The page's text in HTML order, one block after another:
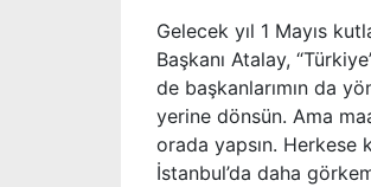
Gelecek yıl 1 Mayıs
Başkanı Atalay,
de başkanlarımın da
yerine dönsün. Ama
orada yapsın. Herkese
İstanbul’da daha